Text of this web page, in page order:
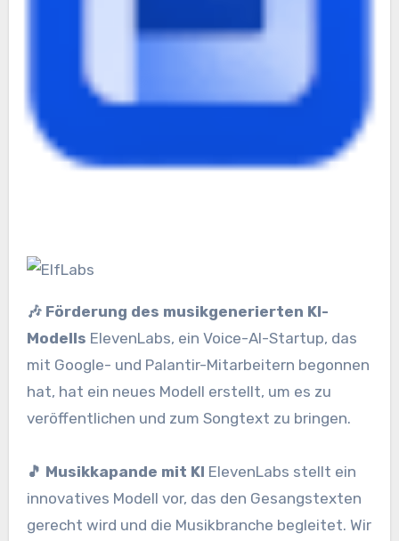
🎶 Förderung des musikgenerierten KI-
Modells ElevenLabs, ein Voice-AI-Startup, das
mit Google- und Palantir-Mitarbeitern begonnen
hat, hat ein neues Modell erstellt, um es zu
veröffentlichen und zum Songtext zu bringen.
🎵 Musikkapande mit KI ElevenLabs stellt ein
innovatives Modell vor, das den Gesangstexten
gerecht wird und die Musikbranche begleitet. Wir